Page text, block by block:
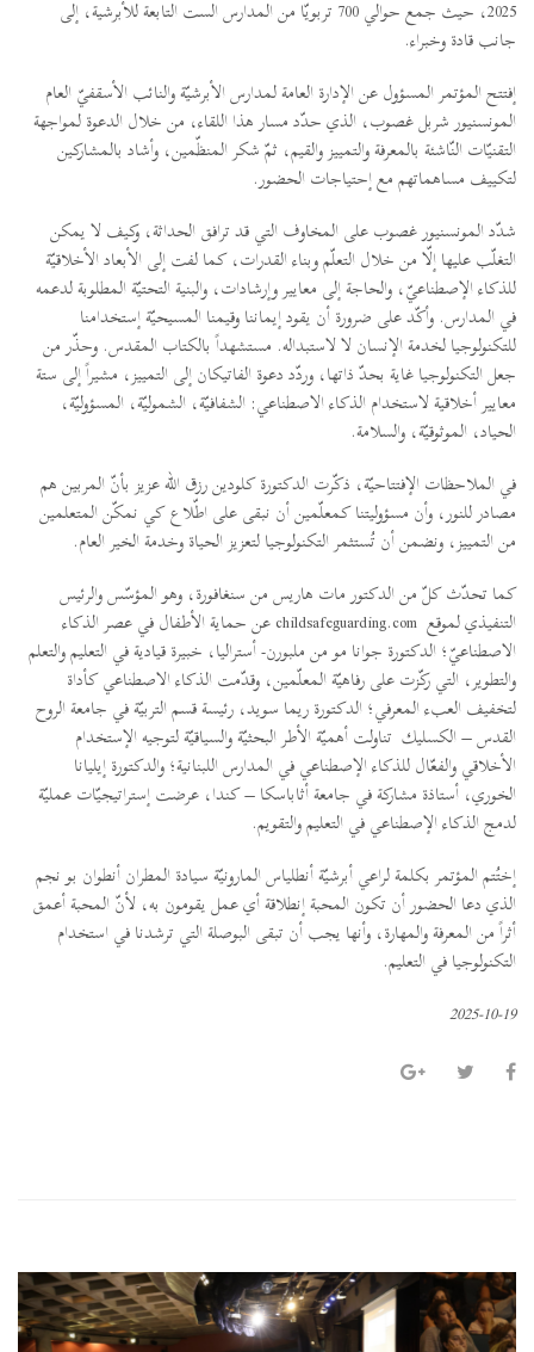
2025، حيث جمع حوالي 700 تربويّا من المدارس الست التابعة للأبرشية، إلى
جانب قادة وخبراء.
إفتتح المؤتمر المسؤول عن الإدارة العامة لمدارس الأبرشيّة والنائب الأسقفيّ العام
المونسنيور شربل غصوب، الذي حدّد مسار هذا اللقاء، من خلال الدعوة لمواجهة
التقنيّات النّاشئة بالمعرفة والتمييز والقيم، ثمّ شكر المنظّمين، وأشاد بالمشاركين
لتكييف مساهماتهم مع إحتياجات الحضور.
شدّد المونسنيور غصوب على المخاوف التي قد ترافق الحداثة، وكيف لا يمكن
التغلّب عليها إلّا من خلال التعلّم وبناء القدرات، كما لفت إلى الأبعاد الأخلاقيّة
للذكاء الإصطناعيّ، والحاجة إلى معايير وإرشادات، والبنية التحتيّة المطلوبة لدعمه
في المدارس. وأكّد على ضرورة أن يقود إيماننا وقيمنا المسيحيّة إستخدامنا
للتكنولوجيا لخدمة الإنسان لا لاستبداله. مستشهداً بالكتاب المقدس. وحذّر من
جعل التكنولوجيا غاية بحدّ ذاتها، وردّد دعوة الفاتيكان إلى التمييز، مشيراً إلى ستة
معايير أخلاقية لاستخدام الذكاء الاصطناعي: الشفافيّة، الشموليّة، المسؤوليّة،
الحياد، الموثوقيّة، والسلامة.
في الملاحظات الإفتتاحيّة، ذكّرت الدكتورة كلودين رزق الله عزيز بأنّ المربين هم
مصادر للنور، وأن مسؤوليتنا كمعلّمين أن نبقى على اطّلاع كي نمكّن المتعلمين
من التمييز، ونضمن أن تُستثمر التكنولوجيا لتعزيز الحياة وخدمة الخير العام.
كما تحدّث كلّ من الدكتور مات هاريس من سنغافورة، وهو المؤسّس والرئيس
التنفيذي لموقع childsafeguarding.com عن حماية الأطفال في عصر الذكاء
الاصطناعيّ؛ الدكتورة جوانا مو من ملبورن- أستراليا، خبيرة قيادية في التعليم والتعلم
والتطوير، التي ركّزت على رفاهيّة المعلّمين، وقدّمت الذكاء الاصطناعي كأداة
لتخفيف العبء المعرفي؛ الدكتورة ريما سويد، رئيسة قسم التربيّة في جامعة الروح
القدس – الكسليك تناولت أهميّة الأطر البحثيّة والسياقيّة لتوجيه الإستخدام
الأخلاقي والفعّال للذكاء الإصطناعي في المدارس اللبنانية؛ والدكتورة إيليانا
الخوري، أستاذة مشاركة في جامعة أثاباسكا – كندا، عرضت إستراتيجيّات عمليّة
لدمج الذكاء الإصطناعي في التعليم والتقويم.
إختُتم المؤتمر بكلمة لراعي أبرشيّة أنطلياس المارونيّة سيادة المطران أنطوان بو نجم
الذي دعا الحضور أن تكون المحبة إنطلاقة أي عمل يقومون به، لأنّ المحبة أعمق
أثراً من المعرفة والمهارة، وأنها يجب أن تبقى البوصلة التي ترشدنا في استخدام
التكنولوجيا في التعليم.
2025-10-19
P
r
e
N
e
x